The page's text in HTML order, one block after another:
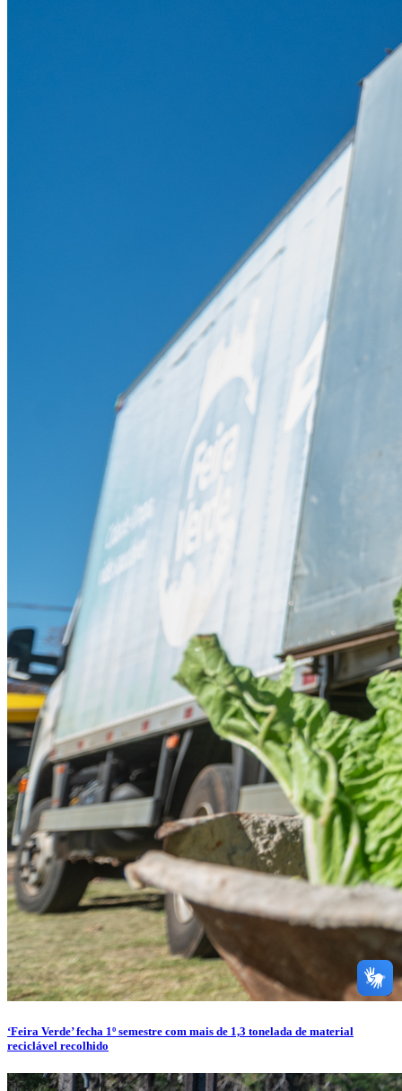
‘Feira Verde’ fecha 1º semestre com mais de 1,3 tonelada de material
reciclável recolhido